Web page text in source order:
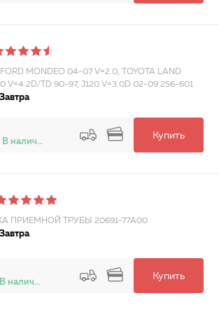
FORD MONDEO 04-07 V=2.0, TOYOTA LAND
V=4.2D/TD 90-97, J120 V=3.0D 02-09 256-601
В наличии
Купить
ПРИЕМНОЙ ТРУБЫ 20691-77A00
В наличии
Купить